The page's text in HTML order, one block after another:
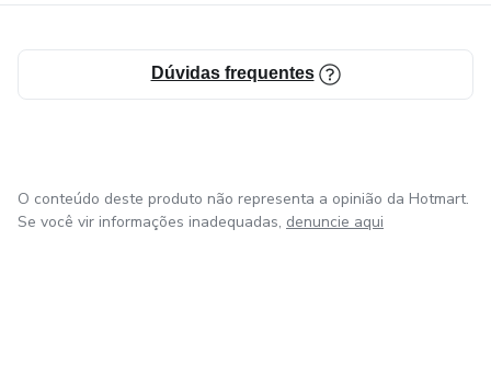
Dúvidas frequentes
O conteúdo deste produto não representa a opinião da Hotmart.
Se você vir informações inadequadas, denuncie aqui